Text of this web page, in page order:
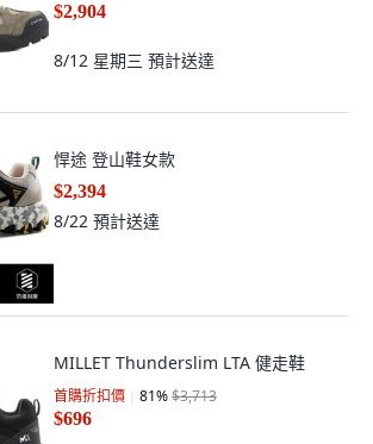
$2,904
8/12 星期三 預計送達
悍途 登山鞋女款
$2,394
8/22 預計送達
MILLET Thunderslim LTA 健走鞋
首購折扣價 81%$3,713
$696